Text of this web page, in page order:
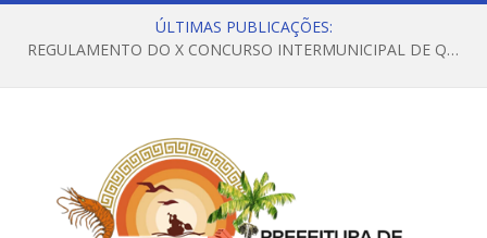
ÚLTIMAS PUBLICAÇÕES:
REGULAMENTO DO X CONCURSO INTERMUNICIPAL DE QUADRILHAS JUNINAS – 2026 – ARRAIÁ DA VENEZA